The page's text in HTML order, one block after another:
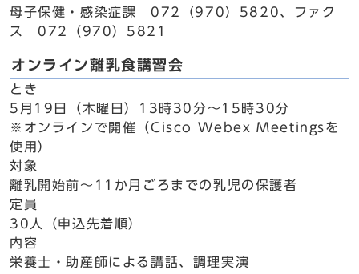
母子保健・感染症課 072（970）5820、ファク
ス 072（970）5821
オンライン離乳食講習会
とき
5月19日（木曜日）13時30分～15時30分
※オンラインで開催（Cisco Webex Meetingsを
使用）
対象
離乳開始前～11か月ごろまでの乳児の保護者
定員
30人（申込先着順）
内容
栄養士・助産師による講話、調理実演